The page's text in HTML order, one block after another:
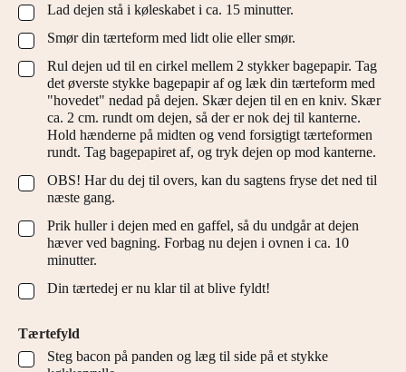
▢
Lad dejen stå i køleskabet i ca. 15 minutter.
▢
Smør din tærteform med lidt olie eller smør.
▢
Rul dejen ud til en cirkel mellem 2 stykker bagepapir. Tag
det øverste stykke bagepapir af og læk din tærteform med
"hovedet" nedad på dejen. Skær dejen til en en kniv. Skær
ca. 2 cm. rundt om dejen, så der er nok dej til kanterne.
Hold hænderne på midten og vend forsigtigt tærteformen
rundt. Tag bagepapiret af, og tryk dejen op mod kanterne.
▢
OBS! Har du dej til overs, kan du sagtens fryse det ned til
næste gang.
▢
Prik huller i dejen med en gaffel, så du undgår at dejen
hæver ved bagning. Forbag nu dejen i ovnen i ca. 10
minutter.
▢
Din tærtedej er nu klar til at blive fyldt!
Tærtefyld
▢
Steg bacon på panden og læg til side på et stykke